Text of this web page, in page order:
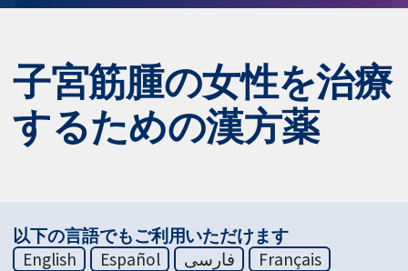
子宮筋腫の女性を治療
するための漢方薬
以下の言語でもご利用いただけます
English
Español فارسی
Français